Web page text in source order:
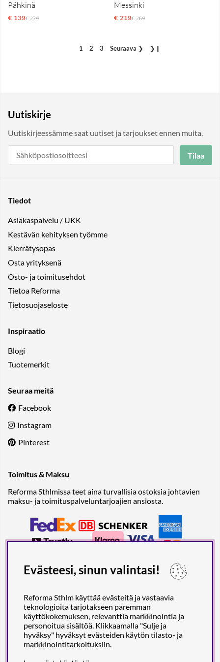
Pähkinä
€ 139Normaali hinta
€ 229
Messinki
€ 219Normaali hinta
€ 269
1 2 3 Seuraava ❯ ❯❙
Uutiskirje
Uutiskirjeessämme saat uutiset ja tarjoukset ennen muita.
Tilaa
Tiedot
Asiakaspalvelu / UKK
Kestävän kehityksen työmme
Kierrätysopas
Osta yrityksenä
Osto- ja toimitusehdot
Tietoa Reforma
Tietosuojaseloste
Inspiraatio
Blogi
Tuotemerkit
Seuraa meitä
Facebook
Instagram
Pinterest
Toimitus & Maksu
Reforma Sthlmissa teet aina turvallisia ostoksia johtavien
maksu- ja toimituspalveluntarjoajien ansiosta.
Evästeesi, sinun valintasi!
Reforma Sthlm käyttää evästeitä ja vastaavia
teknologioita tarjotakseen paremman
käyttökokemuksen, relevanttia markkinointia ja
personoitua sisältöä. Klikkaamalla "Sulje ja
hyväksy" hyväksyt evästeiden käytön tilasto- ja
markkinointitarkoituksiin.